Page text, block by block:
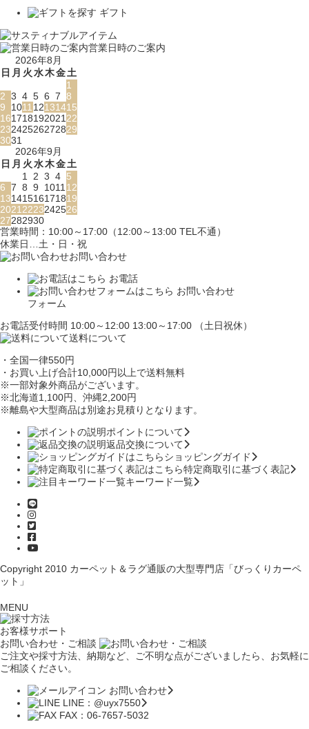
ギフト
営業日時のご案内
2026年8月
日 月 火水木金土
1
2 3 4 5 6 7 8
9
1011 12131415
161718192021 22
23242526272829
3031
2026年9月
日 月 火水木金土
1
2 3 4 5
6 7 8 9 1011 12
13141516171819
2021 2223242526
27282930
営業時間：10:00～17:00（12:00～13:00 TEL不通）
休業日…土・日・祝
お問い合わせ
お電話
お問い合わせ
フォーム
お電話受付時間 10:00～12:00 13:00～17:00 （土日祝休）
送料について
・全国一律550円
・お買い上げ合計10,000円 以上で送料無料
※一部対象外商品がございます。
※北海道1,100円
、沖縄2,200円
※離島や大型商品は別途お見積りとなります。
ポイントについて
返品交換について
ショッピングガイド
特定商取引に基づく表記
キーワード一覧
Copyright 2010 カーペット＆ラグ通販の大型専門店「びっくりカーペ
ット」
MENU
お客様サポート
お問い合わせ・ご相談
ご注文や採寸方法、納期など、ご不明な点がございましたら、お気軽に
ご相談ください。
お問い合わせ
LINE：@uyx7550
FAX：06-7657-5032